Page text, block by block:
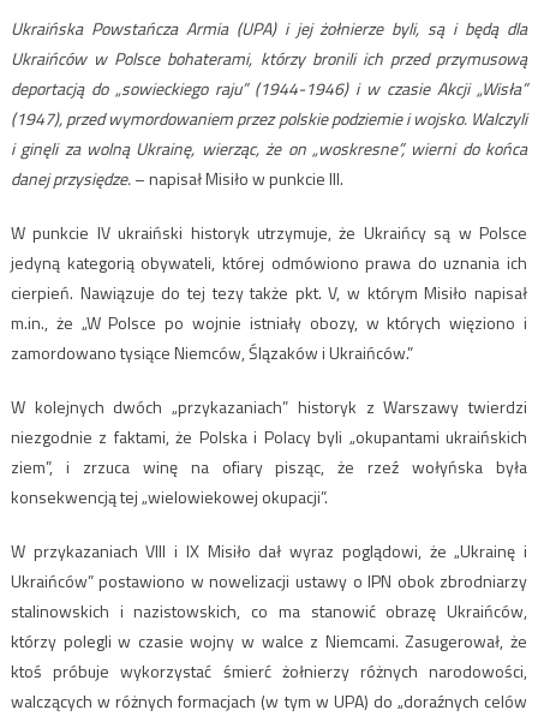
Ukraińska Powstańcza Armia (UPA) i jej żołnierze byli, są i będą dla
Ukraińców w Polsce bohaterami, którzy bronili ich przed przymusową
deportacją do „sowieckiego raju” (1944-1946) i w czasie Akcji „Wisła”
(1947), przed wymordowaniem przez polskie podziemie i wojsko. Walczyli
i ginęli za wolną Ukrainę, wierząc, że on „woskresne”, wierni do końca
danej przysiędze.– napisał Misiło w punkcie III.
W punkcie IV ukraiński historyk utrzymuje, że Ukraińcy są w Polsce
jedyną kategorią obywateli, której odmówiono prawa do uznania ich
cierpień. Nawiązuje do tej tezy także pkt. V, w którym Misiło napisał
m.in., że „W Polsce po wojnie istniały obozy, w których więziono i
zamordowano tysiące Niemców, Ślązaków i Ukraińców.”
W kolejnych dwóch „przykazaniach” historyk z Warszawy twierdzi
niezgodnie z faktami, że Polska i Polacy byli „okupantami ukraińskich
ziem”, i zrzuca winę na ofiary pisząc, że rzeź wołyńska była
konsekwencją tej „wielowiekowej okupacji”.
W przykazaniach VIII i IX Misiło dał wyraz poglądowi, że „Ukrainę i
Ukraińców” postawiono w nowelizacji ustawy o IPN obok zbrodniarzy
stalinowskich i nazistowskich, co ma stanowić obrazę Ukraińców,
którzy polegli w czasie wojny w walce z Niemcami. Zasugerował, że
ktoś próbuje wykorzystać śmierć żołnierzy różnych narodowości,
walczących w różnych formacjach (w tym w UPA) do „doraźnych celów